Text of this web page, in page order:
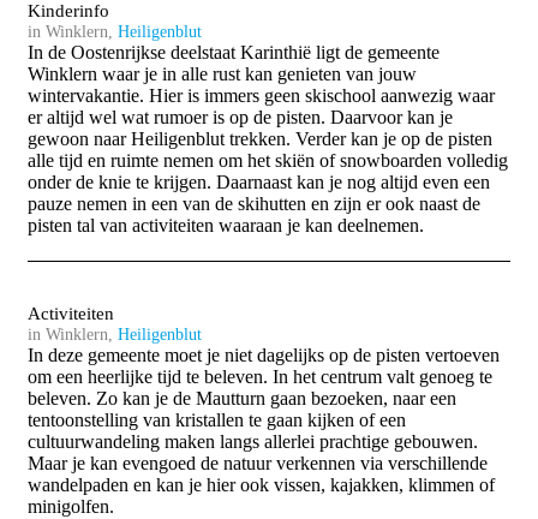
Kinderinfo
in Winklern, Heiligenblut
In de Oostenrijkse deelstaat Karinthië ligt de gemeente
Winklern waar je in alle rust kan genieten van jouw
wintervakantie. Hier is immers geen skischool aanwezig waar
er altijd wel wat rumoer is op de pisten. Daarvoor kan je
gewoon naar Heiligenblut trekken. Verder kan je op de pisten
alle tijd en ruimte nemen om het skiën of snowboarden volledig
onder de knie te krijgen. Daarnaast kan je nog altijd even een
pauze nemen in een van de skihutten en zijn er ook naast de
pisten tal van activiteiten waaraan je kan deelnemen.
Activiteiten
in Winklern, Heiligenblut
In deze gemeente moet je niet dagelijks op de pisten vertoeven
om een heerlijke tijd te beleven. In het centrum valt genoeg te
beleven. Zo kan je de Mautturn gaan bezoeken, naar een
tentoonstelling van kristallen te gaan kijken of een
cultuurwandeling maken langs allerlei prachtige gebouwen.
Maar je kan evengoed de natuur verkennen via verschillende
wandelpaden en kan je hier ook vissen, kajakken, klimmen of
minigolfen.